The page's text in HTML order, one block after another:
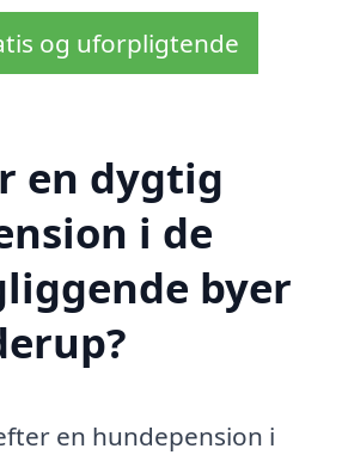
og uforpligtende
en dygtig
i de
byer
en hundepension i